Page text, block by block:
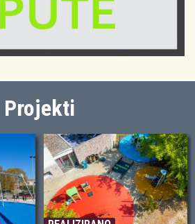
Projekti